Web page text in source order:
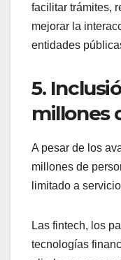
facilitar trámites,
mejorar la
entidades
5.
millones
A pesar de los
millones de
limitado a
Las fintech, los
tecnologías